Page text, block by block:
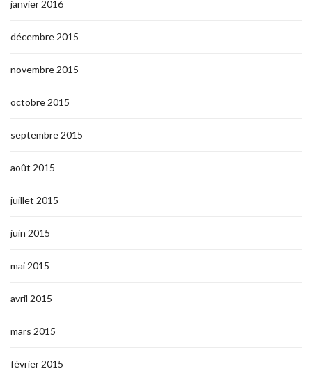
janvier 2016
décembre 2015
novembre 2015
octobre 2015
septembre 2015
août 2015
juillet 2015
juin 2015
mai 2015
avril 2015
mars 2015
février 2015